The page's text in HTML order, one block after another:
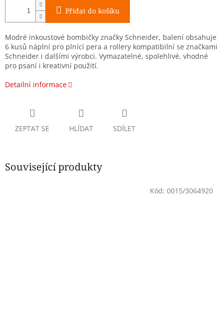
Přidat do košíku
Modré inkoustové bombičky značky Schneider, balení obsahuje
6 kusů náplní pro plnící pera a rollery kompatibilní se značkami
Schneider i dalšími výrobci. Vymazatelné, spolehlivé, vhodné
pro psaní i kreativní použití.
Detailní informace
ZEPTAT SE HLÍDAT SDÍLET
Související produkty
Kód: 0015/3064920